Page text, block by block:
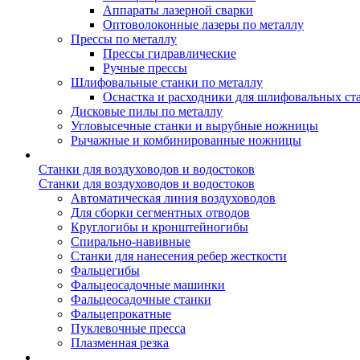
Аппараты лазерной сварки
Оптоволоконные лазеры по металлу
Прессы по металлу
Прессы гидравлические
Ручные прессы
Шлифовальные станки по металлу
Оснастка и расходники для шлифовальных
Дисковые пилы по металлу
Угловысечные станки и вырубные ножницы
Рычажные и комбинированные ножницы
Станки для воздуховодов и водостоков
Станки для воздуховодов и водостоков
Автоматическая линия воздуховодов
Для сборки сегментных отводов
Круглогибы и кронштейногибы
Спирально-навивные
Станки для нанесения ребер жесткости
Фальцегибы
Фальцеосадочные машинки
Фальцеосадочные станки
Фальцепрокатные
Пуклевочные пресса
Плазменная резка